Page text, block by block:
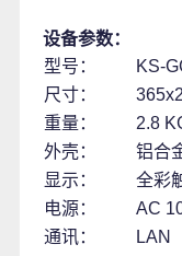
设备参数：
型号：
KS-
尺寸：
重量：
2.8
外壳：
铝合
显示：
全彩
电源：
AC
通讯：
LAN